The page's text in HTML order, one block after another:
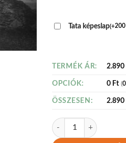
Tata képeslap(+200
TERMÉK ÁR: 2.890
OPCIÓK: 0 Ft (0
ÖSSZESEN: 2.890
Fekete-fehér 09